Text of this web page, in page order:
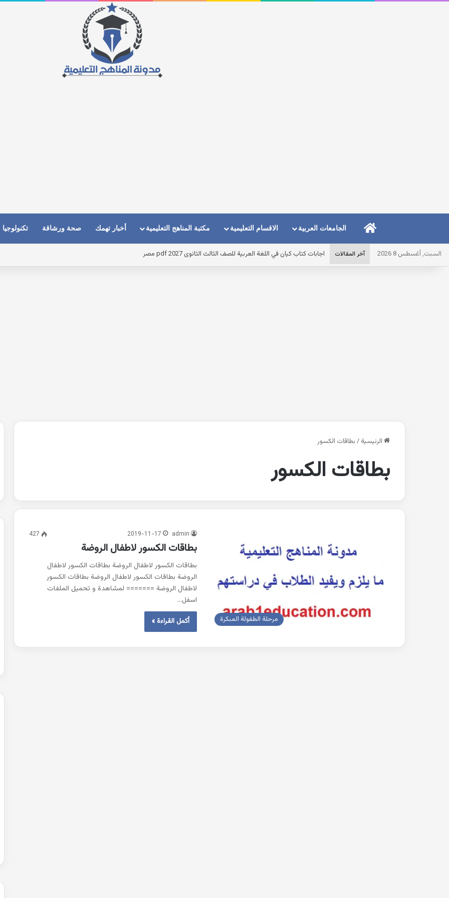
الرئيسيةالجامعات العربية الاقسام التعليمية مكتبة المناهج التعليمية أخبار تهمك صحة ورشاقة تكنولوجيا
السبت, أغسطس 8 2026 آخر المقالات موضوع تعبير عن العلم وكيف يبني المستقبل
الرئيسية / بطاقات الكسور
بطاقات الكسور
مرحلة الطفولة المبكرة
admin
2019-11-17
427
بطاقات الكسور لاطفال الروضة
بطاقات الكسور لاطفال الروضة بطاقات الكسور لاطفال
الروضة بطاقات الكسور لاطفال الروضة بطاقات الكسور
لاطفال الروضة ======= لمشاهدة و تحميل الملفات
اسفل…
أكمل القراءة »